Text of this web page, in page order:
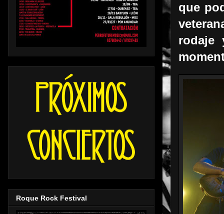
que
rodaje
Roque Rock Festival